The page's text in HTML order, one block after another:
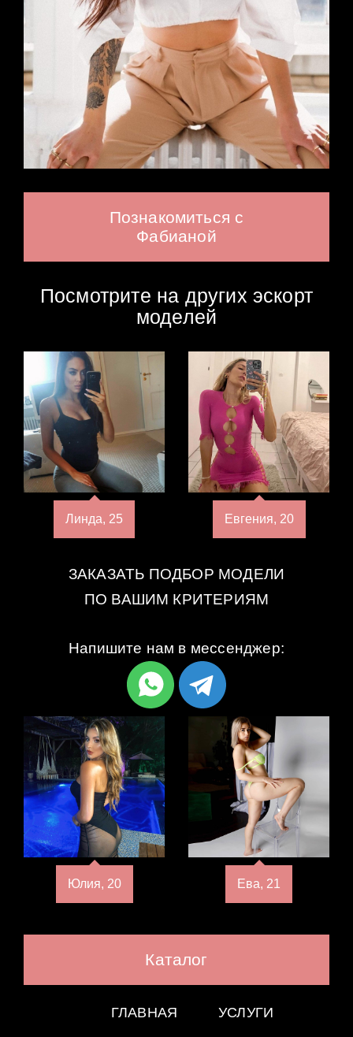
Познакомиться с
Фабианой
Посмотрите на других эскорт
моделей
Линда, 25 Евгения, 20
ЗАКАЗАТЬ ПОДБОР МОДЕЛИ
ПО ВАШИМ КРИТЕРИЯМ
Напишите нам в мессенджер:
Юлия, 20 Ева, 21
Каталог
ГЛАВНАЯ УСЛУГИ